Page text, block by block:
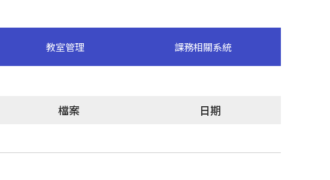
教室管理 課務相關系統
檔案
日期